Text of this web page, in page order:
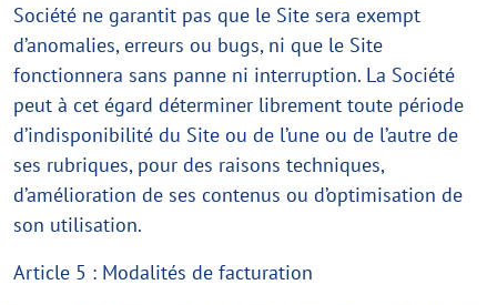
Société ne garantit pas que le Site sera exempt
d’anomalies, erreurs ou bugs, ni que le Site
fonctionnera sans panne ni interruption. La Société
peut à cet égard déterminer librement toute période
d’indisponibilité du Site ou de l’une ou de l’autre de
ses rubriques, pour des raisons techniques,
d’amélioration de ses contenus ou d’optimisation de
son utilisation.
Article 5 : Modalités de facturation